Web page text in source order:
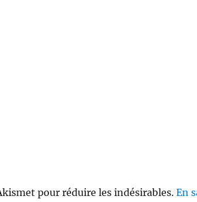
pour réduire les indésirables.En